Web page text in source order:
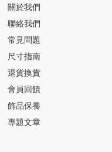
關於我們
聯絡我們
常見問題
尺寸指南
退貨換貨
會員回饋
飾品保養
專題文章